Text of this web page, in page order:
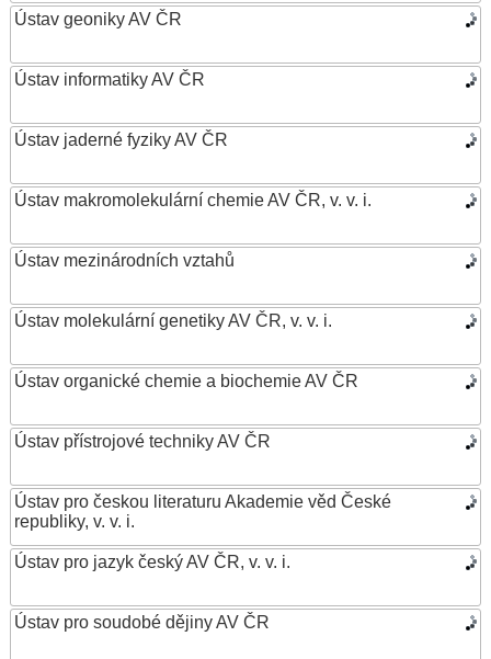
Ústav geoniky AV ČR
Ústav informatiky AV ČR
Ústav jaderné fyziky AV ČR
Ústav makromolekulární chemie AV ČR, v. v. i.
Ústav mezinárodních vztahů
Ústav molekulární genetiky AV ČR, v. v. i.
Ústav organické chemie a biochemie AV ČR
Ústav přístrojové techniky AV ČR
Ústav pro českou literaturu Akademie věd České
republiky, v. v. i.
Ústav pro jazyk český AV ČR, v. v. i.
Ústav pro soudobé dějiny AV ČR